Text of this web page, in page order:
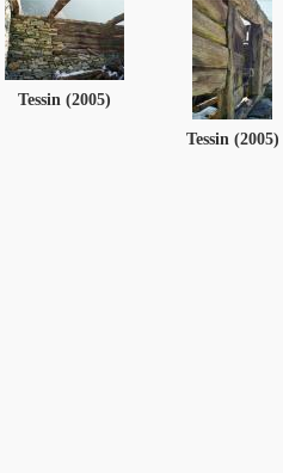
Tessin (2005)
Tessin (2005)